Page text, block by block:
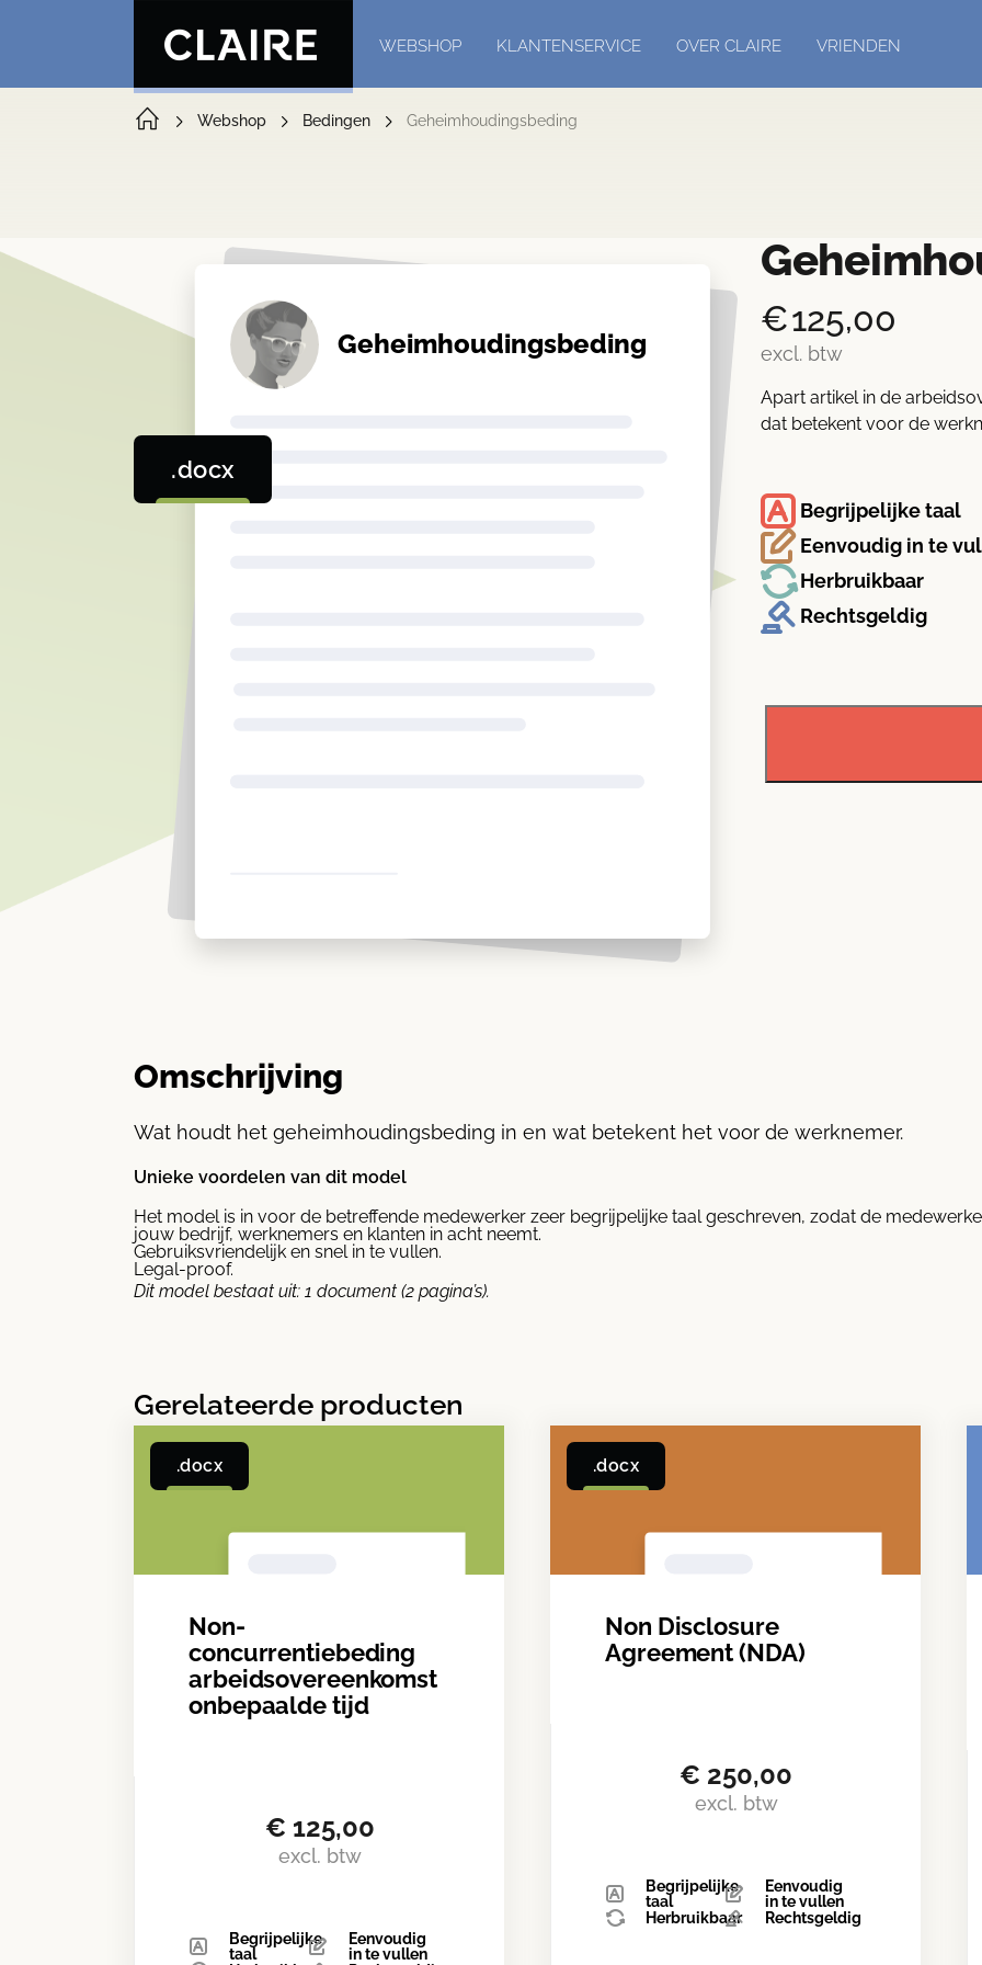
WEBSHOP KLANTENSERVICE OVER CLAIRE VRIENDEN
Webshop Bedingen Geheimhoudings­beding
.docx
Geheimhoudings­beding
€125,00
excl. btw
Apart artikel in de
dat betekent voor de
Begrijpelijke taal
Eenvoudig in te
Herbruikbaar
Rechtsgeldig
Geheimhoudings­
Omschrijving
Wat houdt het geheimhoudingsbeding in en wat betekent het voor de werknemer.
Unieke voordelen van dit model
Het model is in voor de betreffende medewerker zeer begrijpelijke taal geschreven, zodat de
jouw bedrijf, werknemers en klanten in acht neemt.
Gebruiksvriendelijk en snel in te vullen.
Legal-proof.
Dit model bestaat uit: 1 document (2 pagina’s).
Gerelateerde producten
.docx
Non-
concurrentiebeding
arbeidsovereenkomst
onbepaalde tijd
€ 125,00
excl. btw
Begrijpelijke
taal
Eenvoudig
in te vullen
.docx
Non Disclosure
Agreement (NDA)
€ 250,00
excl. btw
Begrijpelijke
taal
Eenvoudig
in te vullen
Herbruikbaar
Rechtsgeldig